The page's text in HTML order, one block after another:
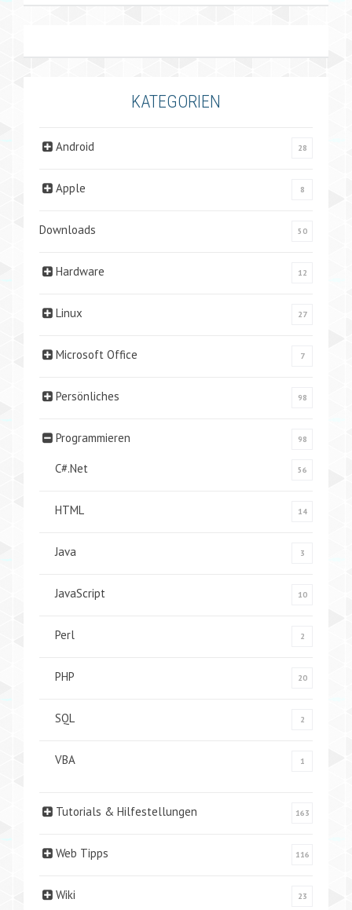
KATEGORIEN
Android 28
Apple 8
Downloads 50
Hardware 12
Linux 27
Microsoft Office 7
Persönliches 98
Programmieren 98
C#.Net 56
HTML 14
Java 3
JavaScript 10
Perl 2
PHP 20
SQL 2
VBA 1
Tutorials & Hilfestellungen 163
Web Tipps 116
Wiki 23